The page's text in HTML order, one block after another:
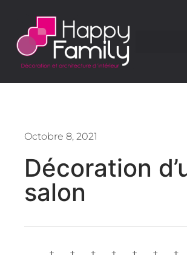
Octobre 8, 2021
Décoration
salon